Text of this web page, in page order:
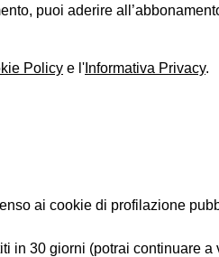
puoi aderire
Policy e l' Informativa Privacy.
ai cookie di profilazione
in 30 giorni (potrai continuare